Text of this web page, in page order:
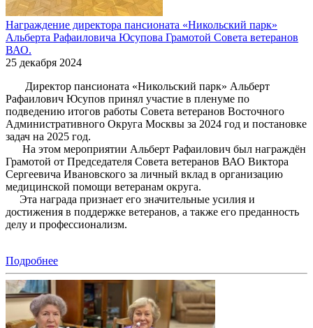
Награждение директора пансионата «Никольский парк»
Альберта Рафаиловича Юсупова Грамотой Совета ветеранов
ВАО.
25 декабря 2024
Директор пансионата «Никольский парк» Альберт
Рафаилович Юсупов принял участие в пленуме по
подведению итогов работы Совета ветеранов Восточного
Административного Округа Москвы за 2024 год и постановке
задач на 2025 год.
На этом мероприятии Альберт Рафаилович был награждён
Грамотой от Председателя Совета ветеранов ВАО Виктора
Сергеевича Ивановского за личный вклад в организацию
медицинской помощи ветеранам округа.
Эта награда признает его значительные усилия и
достижения в поддержке ветеранов, а также его преданность
делу и профессионализм.
Подробнее